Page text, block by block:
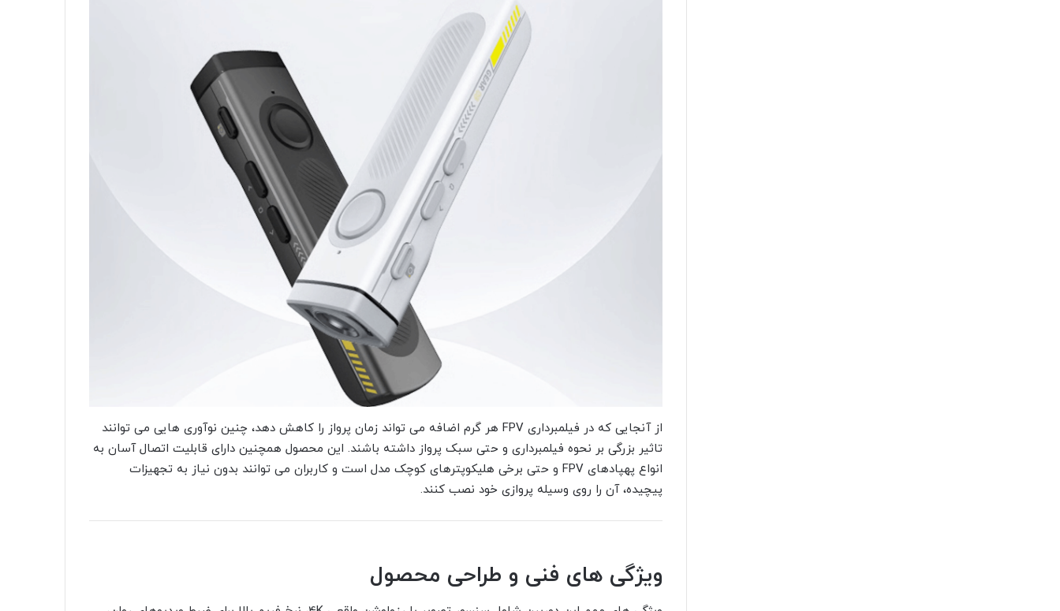
از آنجایی که در فیلمبرداری FPV هر گرم اضافه می تواند زمان پرواز را کاهش دهد، چنین نوآوری هایی می توانند
تاثیر بزرگی بر نحوه فیلمبرداری و حتی سبک پرواز داشته باشند. این محصول همچنین دارای قابلیت اتصال آسان به
انواع پهپادهای FPV و حتی برخی هلیکوپترهای کوچک مدل است و کاربران می توانند بدون نیاز به تجهیزات
پیچیده، آن را روی وسیله پروازی خود نصب کنند.
ویژگی های فنی و طراحی محصول